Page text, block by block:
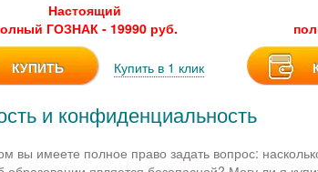
Настоящий
ГОЗНАК - 19990 руб.
КУПИТЬ Купить в 1 клик
и конфиденциальность
вы имеете полное право задать вопрос: